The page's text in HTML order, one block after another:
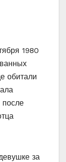
1980
обитали
после
за